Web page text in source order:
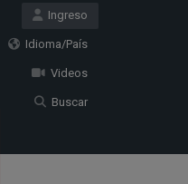
Ingreso
Idioma/País
Videos
Buscar